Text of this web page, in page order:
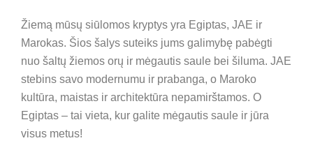
Žiemą mūsų siūlomos kryptys yra Egiptas, JAE ir
Marokas. Šios šalys suteiks jums galimybę pabėgti
nuo šaltų žiemos orų ir mėgautis saule bei šiluma. JAE
stebins savo modernumu ir prabanga, o Maroko
kultūra, maistas ir architektūra nepamirštamos. O
Egiptas – tai vieta, kur galite mėgautis saule ir jūra
visus metus!